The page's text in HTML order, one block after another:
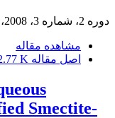
دوره 2، شماره 3، 2008، صفحه
مشاهده مقاله
اصل مقاله K
Smectite-